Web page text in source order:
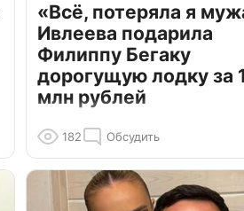
«Всё, потеряла я
Ивлеева подарила
Филиппу Бегаку
дорогущую лодку за
млн рублей
182 Обсудить